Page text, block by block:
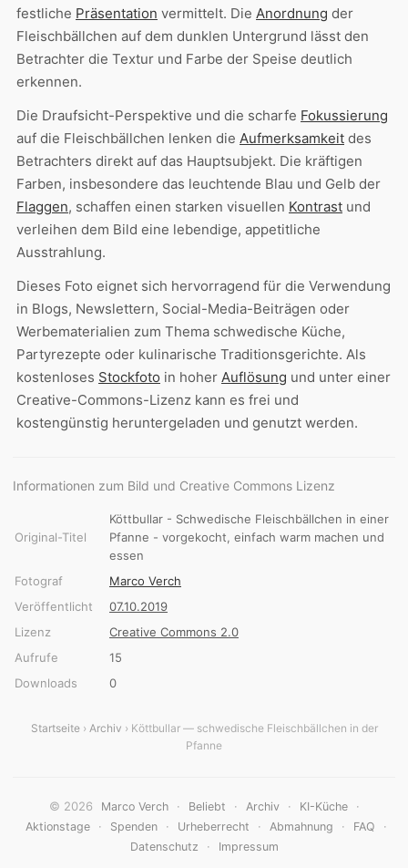
festliche Präsentation vermittelt. Die Anordnung der
Fleischbällchen auf dem dunklen Untergrund lässt den
Betrachter die Textur und Farbe der Speise deutlich
erkennen.
Die Draufsicht-Perspektive und die scharfe Fokussierung
auf die Fleischbällchen lenken die Aufmerksamkeit des
Betrachters direkt auf das Hauptsubjekt. Die kräftigen
Farben, insbesondere das leuchtende Blau und Gelb der
Flaggen, schaffen einen starken visuellen Kontrast und
verleihen dem Bild eine lebendige, appetitliche
Ausstrahlung.
Dieses Foto eignet sich hervorragend für die Verwendung
in Blogs, Newslettern, Social-Media-Beiträgen oder
Werbematerialien zum Thema schwedische Küche,
Partyrezepte oder kulinarische Traditionsgerichte. Als
kostenloses Stockfoto in hoher Auflösung und unter einer
Creative-Commons-Lizenz kann es frei und
kostengünstig heruntergeladen und genutzt werden.
Informationen zum Bild und Creative Commons Lizenz
Original-Titel
Köttbullar - Schwedische Fleischbällchen in einer
Pfanne - vorgekocht, einfach warm machen und
essen
Fotograf
Marco Verch
Veröffentlicht
07.10.2019
Lizenz
Creative Commons 2.0
Aufrufe
15
Downloads
0
Startseite› Archiv › Köttbullar — schwedische Fleischbällchen in der
Pfanne
© 2026 Marco Verch · Beliebt · Archiv · KI-Küche ·
Aktionstage · Spenden · Urheberrecht · Abmahnung · FAQ ·
Datenschutz · Impressum